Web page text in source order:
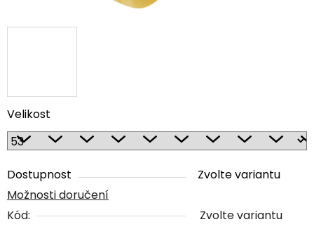
Velikost
Dostupnost
Zvolte variantu
Možnosti doručení
Kód:
Zvolte variantu